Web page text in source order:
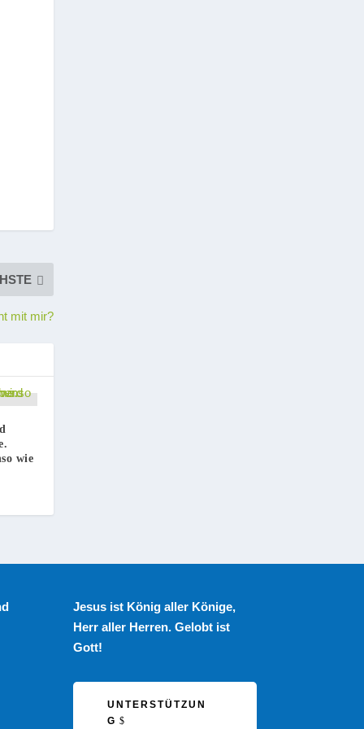
mit mir?
wie
Jesus ist König aller Könige,
Herr aller Herren. Gelobt ist
Gott!
UNTERSTÜTZUN
G